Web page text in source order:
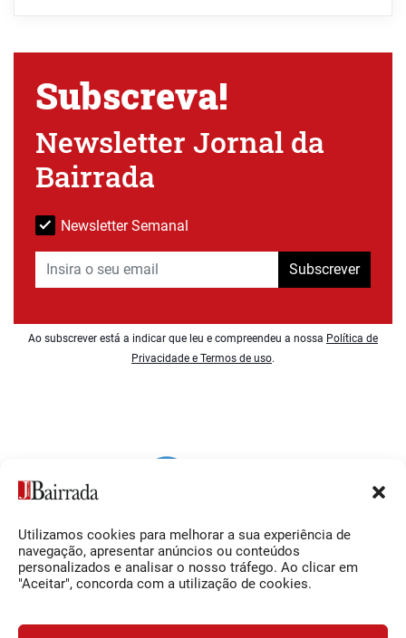
Utilizamos cookies para melhorar a sua experiência de
navegação, apresentar anúncios ou conteúdos
personalizados e analisar o nosso tráfego. Ao clicar em
"Aceitar", concorda com a utilização de cookies.
Subscreva!
Newsletter Jornal da
Bairrada
Newsletter Semanal
Subscrever
Ao subscrever está a indicar que leu e compreendeu a nossa Política de
Privacidade e Termos de uso.
Siga-nos
Facebook
O Jornal da Bairrada
Contactos